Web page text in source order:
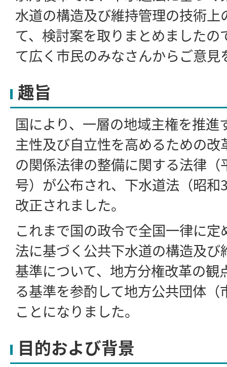
水道の構造及び維持管理の技術
て、検討案を取りまとめましたの
て広く市民のみなさんからご意見
趣旨
国により、一層の地域主権を推進
主性及び自立性を高めるための
の関係法律の整備に関する法律
号）が公布され、下水道法（昭
改正されました。
これまで国の政令で全国一律に
法に基づく公共下水道の構造及
基準について、地方分権改革の観
る基準を参酌して地方公共団体
ことになりました。
目的および背景